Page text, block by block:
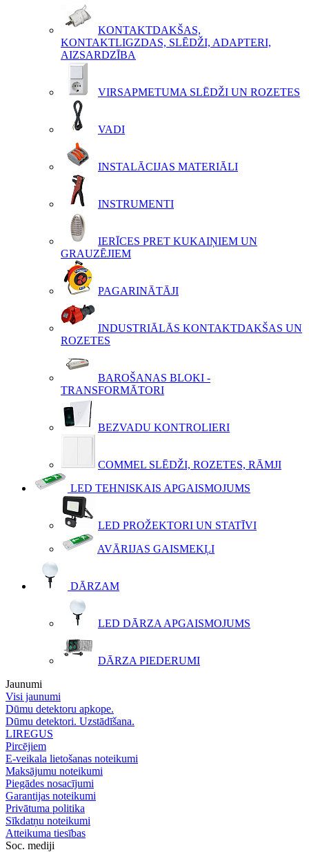
KONTAKTDAKŠAS,
KONTAKTLIGZDAS, SLĒDŽI, ADAPTERI,
AIZSARDZĪBA
VIRSAPMETUMA SLĒDŽI UN ROZETES
VADI
INSTALĀCIJAS MATERIĀLI
INSTRUMENTI
IERĪCES PRET KUKAIŅIEM UN
GRAUZĒJIEM
PAGARINĀTĀJI
INDUSTRIĀLĀS KONTAKTDAKŠAS UN
ROZETES
BAROŠANAS BLOKI -
TRANSFORMĀTORI
BEZVADU KONTROLIERI
COMMEL SLĒDŽI, ROZETES, RĀMJI
LED TEHNISKAIS APGAISMOJUMS
LED PROŽEKTORI UN STATĪVI
AVĀRIJAS GAISMEKĻI
DĀRZAM
LED DĀRZA APGAISMOJUMS
DĀRZA PIEDERUMI
Jaunumi
Visi jaunumi
Dūmu detektoru apkope.
Dūmu detektori. Uzstādīšana.
LIREGUS
Pircējiem
E-veikala lietošanas noteikumi
Maksājumu noteikumi
Piegādes nosacījumi
Garantijas noteikumi
Privātuma politika
Sīkdatņu noteikumi
Atteikuma tiesības
Soc. mediji